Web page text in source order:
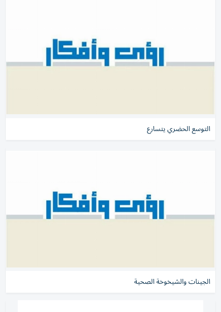
التوسع الحضري يتسارع
الجينات والشيخوخة الصحية